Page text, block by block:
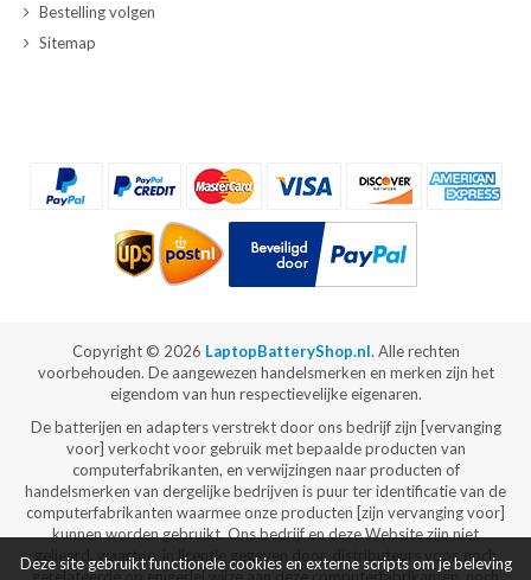
Bestelling volgen
Sitemap
Copyright © 2026 LaptopBatteryShop.nl. Alle rechten
voorbehouden. De aangewezen handelsmerken en merken zijn het
eigendom van hun respectievelijke eigenaren.
De batterijen en adapters verstrekt door ons bedrijf zijn [vervanging
voor] verkocht voor gebruik met bepaalde producten van
computerfabrikanten, en verwijzingen naar producten of
handelsmerken van dergelijke bedrijven is puur ter identificatie van de
computerfabrikanten waarmee onze producten [zijn vervanging voor]
kunnen worden gebruikt. Ons bedrijf en deze Website zijn niet
gelieerd, waartoe, in licentie gegeven door, distributeurs voor, noch
gerelateerde op enigerlei wijze aan deze computerfabrikanten, noch
Deze site gebruikt functionele cookies en externe scripts om je beleving